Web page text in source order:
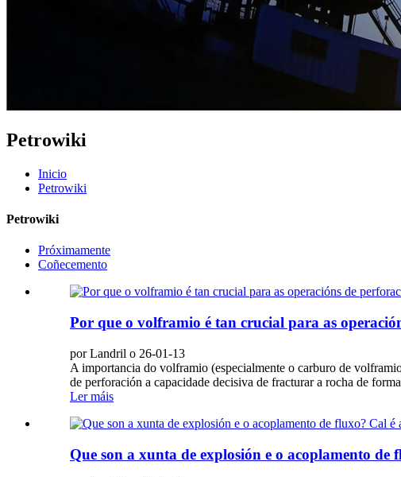
Petrowiki
Inicio
Petrowiki
Petrowiki
Próximamente
Coñecemento
Por que o volframio é tan crucial para as
por Landril o 26-01-13
A importancia do volframio (especialmente o carburo de
de perforación a capacidade decisiva de fracturar a rocha de
Ler máis
Que son a xunta de explosión e o acoplamento de